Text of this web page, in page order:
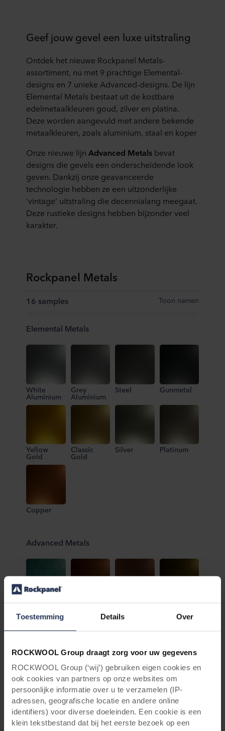
Toestemming Details Over
ROCKWOOL Group draagt zorg voor uw gegevens
ROCKWOOL Group (‘wij’) gebruiken eigen cookies en
ook cookies van partners op onze websites om
persoonlijke informatie over u te verzamelen (IP-
adressen, geografische locatie en andere online
identifiers) voor diverse doeleinden. Een cookie is een
klein tekstbestand dat bij het eerste bezoek op een
Geef jouw gevel een luxe uitstraling
Ontdek het nieuwe Rockpanel Metals-
assortiment, nu met 9 prachtige Elemental-
designs en 7 unieke Advanced-designs. De lijn
Elemental Metals bestaat uit de kostbare
edelmetaalkleuren goud, zilver en platina.
Deze worden aangevuld met andere bekende
metaalkleuren, zoals aluminium, staal en koper
Onze nieuwe lijn Advanced Metals bevat
designs die gevels een onderscheidende look
geven. Dankzij onze geavanceerde
technologie hebben ze een uitzonderlijke
‘vintage’ uitstraling die decennialang meegaat.
Deze rustieke designs hebben bijzonder veel
karakter.
Rockpanel Metals
16 samples Toon namen
Elemental Metals
White
Aluminium
Grey
Aluminium
Steel Gunmetal
Yellow
Gold
Classic
Gold
Silver Platinum
Copper
Advanced Metals
Verdigris Dark Bronze Electrum
Brass Titanium Ultramarine